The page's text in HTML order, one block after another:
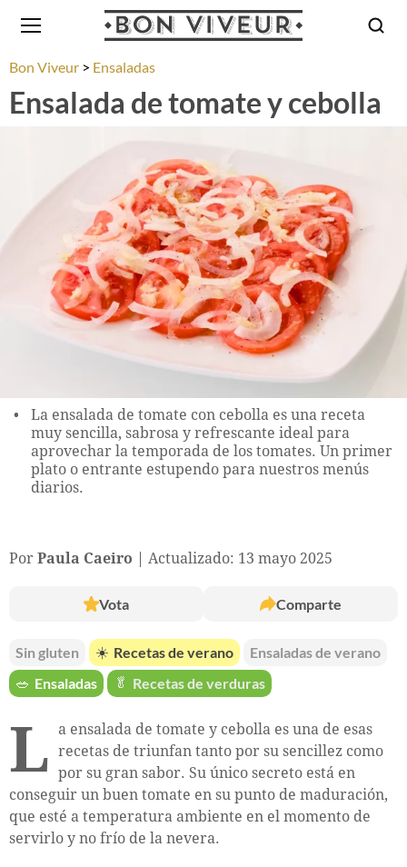
Bon Viveur Ensaladas
Ensalada de tomate y cebolla
La ensalada de tomate con cebolla es una receta
muy sencilla, sabrosa y refrescante ideal para
aprovechar la temporada de los tomates. Un primer
plato o entrante estupendo para nuestros menús
diarios.
Por Paula Caeiro Actualizado: 13 mayo 2025
Vota Comparte
Sin gluten ☀️ Recetas de verano
Ensaladas de verano
🥗 Ensaladas 🥬 Recetas de verduras
L a ensalada de tomate y cebolla es una de esas
recetas de triunfan tanto por su sencillez como
por su gran sabor. Su único secreto está en
conseguir un buen tomate en su punto de maduración,
que esté a temperatura ambiente en el momento de
servirlo y no frío de la nevera.